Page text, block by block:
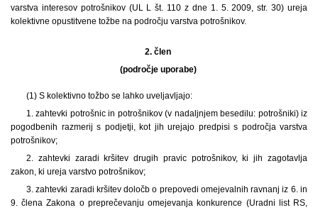
varstva interesov potrošnikov (UL L št. 110 z dne 1. 5. 2009, str. 30) ureja
kolektivne opustitvene tožbe na področju varstva potrošnikov.
2. člen
(področje uporabe)
(1) S kolektivno tožbo se lahko uveljavljajo:
1. zahtevki potrošnic in potrošnikov (v nadaljnjem besedilu: potrošniki) iz
pogodbenih razmerij s podjetji, kot jih urejajo predpisi s področja varstva
potrošnikov;
2. zahtevki zaradi kršitev drugih pravic potrošnikov, ki jih zagotavlja
zakon, ki ureja varstvo potrošnikov;
3. zahtevki zaradi kršitev določb o prepovedi omejevalnih ravnanj iz 6. in
9. člena Zakona o preprečevanju omejevanja konkurence (Uradni list RS,